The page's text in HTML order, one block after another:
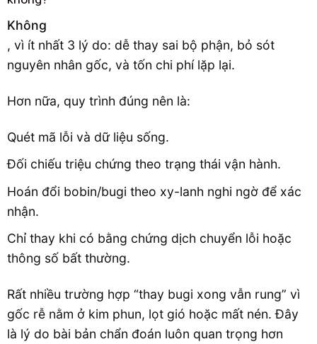
Không
, vì ít nhất 3 lý do: dễ thay sai bộ phận, bỏ sót
nguyên nhân gốc, và tốn chi phí lặp lại.
Hơn nữa, quy trình đúng nên là:
Quét mã lỗi và dữ liệu sống.
Đối chiếu triệu chứng theo trạng thái vận hành.
Hoán đổi bobin/bugi theo xy-lanh nghi ngờ để xác
nhận.
Chỉ thay khi có bằng chứng dịch chuyển lỗi hoặc
thông số bất thường.
Rất nhiều trường hợp “thay bugi xong vẫn rung” vì
gốc rễ nằm ở kim phun, lọt gió hoặc mất nén. Đây
là lý do bài bản chẩn đoán luôn quan trọng hơn